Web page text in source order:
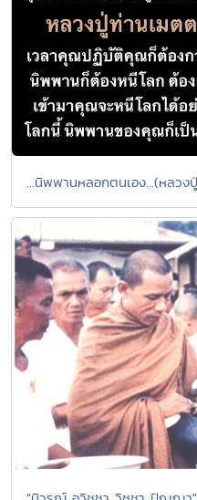
...นิพพานหลอกตนเอง...(หลวง